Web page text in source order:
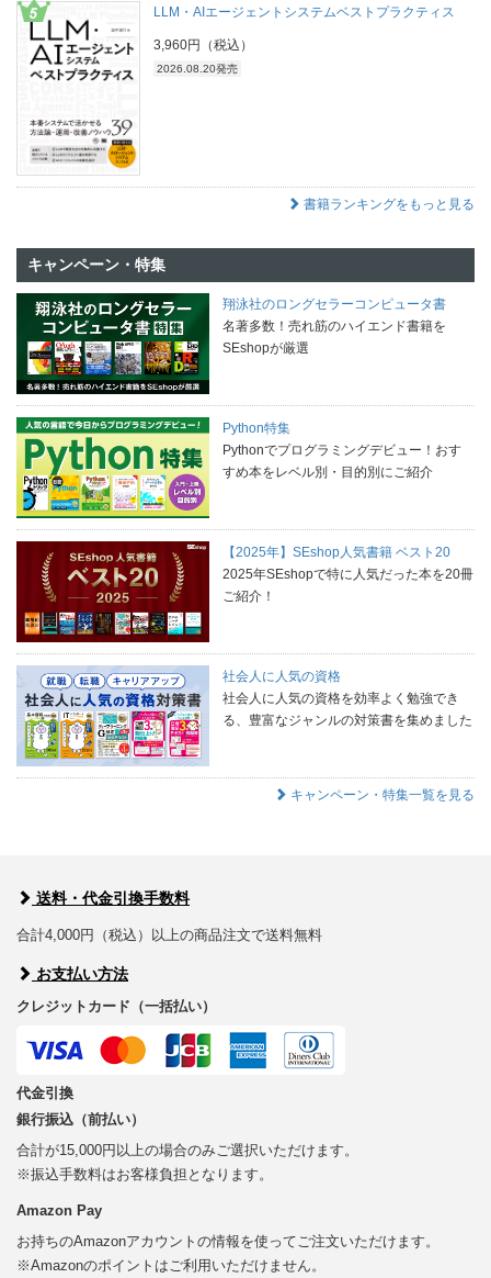
LLM・AIエージェントシステムベストプラクティス
3,960円（税込）
2026.08.20発売
書籍ランキングをもっと見る
キャンペーン・特集
翔泳社のロングセラーコンピュータ書
名著多数！売れ筋のハイエンド書籍を
SEshopが厳選
Python特集
Pythonでプログラミングデビュー！おす
すめ本をレベル別・目的別にご紹介
【2025年】SEshop人気書籍 ベスト20
2025年SEshopで特に人気だった本を20冊
ご紹介！
社会人に人気の資格
社会人に人気の資格を効率よく勉強でき
る、豊富なジャンルの対策書を集めました
キャンペーン・特集一覧を見る
送料・代金引換手数料
合計4,000円（税込）以上の商品注文で送料無料
お支払い方法
クレジットカード（一括払い）
代金引換
銀行振込（前払い）
合計が15,000円以上の場合のみご選択いただけます。
※振込手数料はお客様負担となります。
Amazon Pay
お持ちのAmazonアカウントの情報を使ってご注文いただけます。
※Amazonのポイントはご利用いただけません。